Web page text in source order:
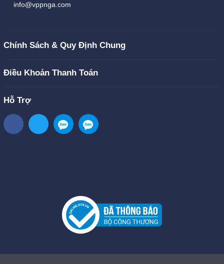
info@vppnga.com
Chính Sách & Quy Định Chung
Điều Khoản Thanh Toán
Hỗ Trợ